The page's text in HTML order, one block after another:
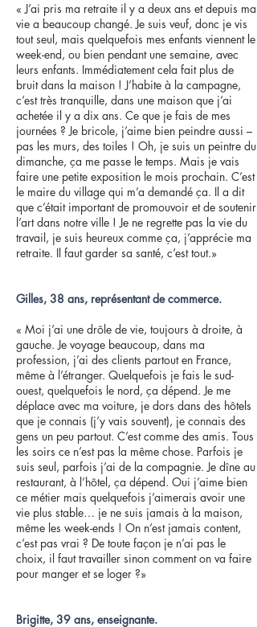
« J’ai pris ma retraite il y a deux ans et depuis ma
vie a beaucoup changé. Je suis veuf, donc je vis
tout seul, mais quelquefois mes enfants viennent le
week-end, ou bien pendant une semaine, avec
leurs enfants. Immédiatement cela fait plus de
bruit dans la maison ! J’habite à la campagne,
c’est très tranquille, dans une maison que j’ai
achetée il y a dix ans. Ce que je fais de mes
journées ? Je bricole, j’aime bien peindre aussi –
pas les murs, des toiles ! Oh, je suis un peintre du
dimanche, ça me passe le temps. Mais je vais
faire une petite exposition le mois prochain. C’est
le maire du village qui m’a demandé ça. Il a dit
que c’était important de promouvoir et de soutenir
l’art dans notre ville ! Je ne regrette pas la vie du
travail, je suis heureux comme ça, j’apprécie ma
retraite. Il faut garder sa santé, c’est tout.»
Gilles, 38 ans, représentant de commerce.
« Moi j’ai une drôle de vie, toujours à droite, à
gauche. Je voyage beaucoup, dans ma
profession, j’ai des clients partout en France,
même à l’étranger. Quelquefois je fais le sud-
ouest, quelquefois le nord, ça dépend. Je me
déplace avec ma voiture, je dors dans des hôtels
que je connais (j’y vais souvent), je connais des
gens un peu partout. C’est comme des amis. Tous
les soirs ce n’est pas la même chose. Parfois je
suis seul, parfois j’ai de la compagnie. Je dîne au
restaurant, à l’hôtel, ça dépend. Oui j’aime bien
ce métier mais quelquefois j’aimerais avoir une
vie plus stable… je ne suis jamais à la maison,
même les week-ends ! On n’est jamais content,
c’est pas vrai ? De toute façon je n’ai pas le
choix, il faut travailler sinon comment on va faire
pour manger et se loger ?»
Brigitte, 39 ans, enseignante.